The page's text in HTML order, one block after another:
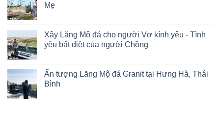
Mẹ
Xây Lăng Mộ đá cho người Vợ kính yêu - Tình
yêu bất diệt của người Chồng
Ấn tượng Lăng Mộ đá Granit tại Hưng Hà, Thái
Bình